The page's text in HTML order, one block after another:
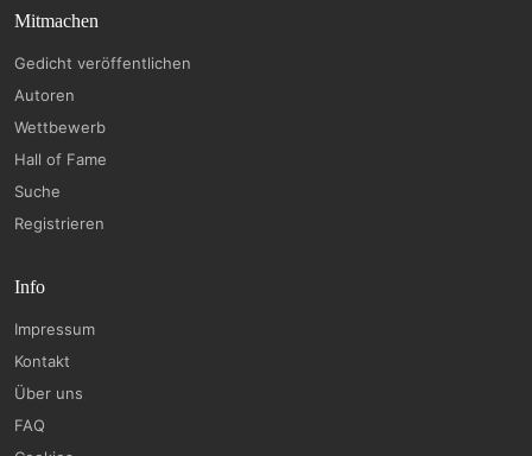
Mitmachen
Gedicht veröffentlichen
Autoren
Wettbewerb
Hall of Fame
Suche
Registrieren
Info
Impressum
Kontakt
Über uns
FAQ